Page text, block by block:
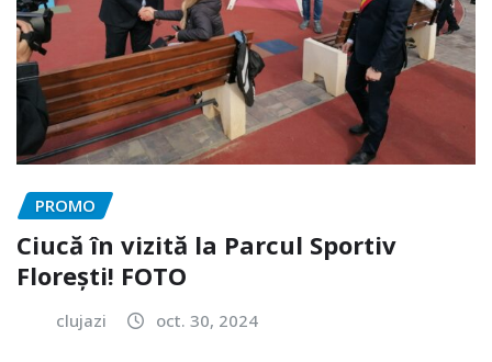
PROMO
Ciucă în vizită la Parcul Sportiv
Florești! FOTO
clujazi oct. 30, 2024